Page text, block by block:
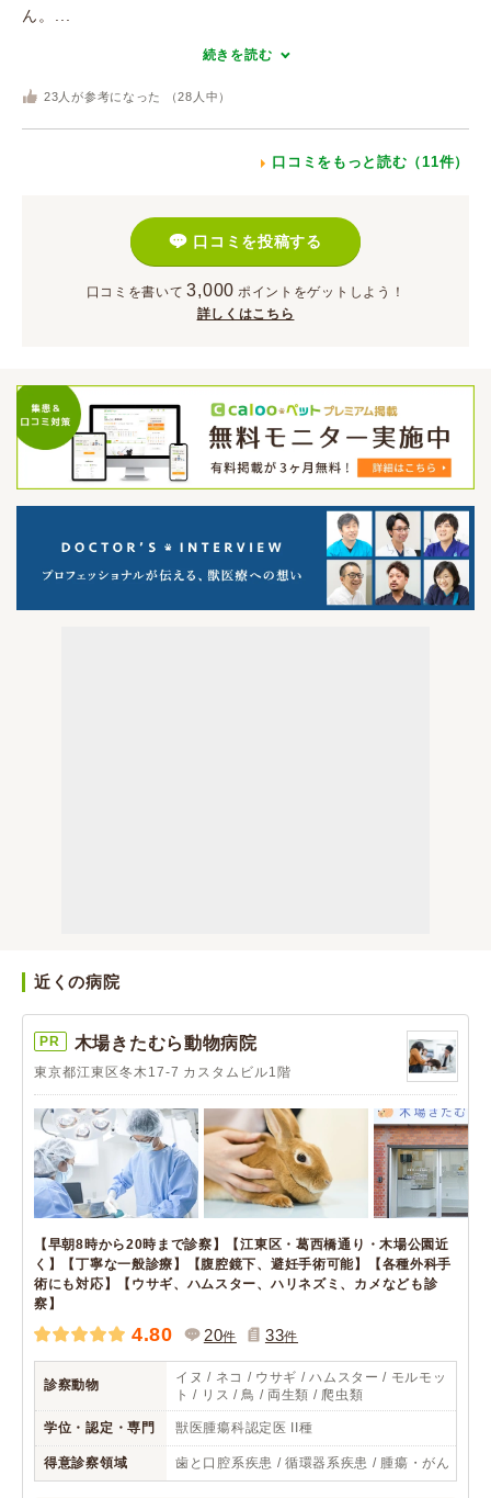
ん。...
続きを読む
23 人が参考になった （28 人中）
口コミをもっと読む（11件）
口コミを投稿する
口コミを書いて 3,000 ポイント をゲットしよう！
詳しくはこちら
近くの病院
PR 木場きたむら動物病院
東京都江東区冬木17-7 カスタムビル1階
【早朝8時から20時まで診察】【江東区・葛西橋通り・木場公園近
く】【丁寧な一般診療】【腹腔鏡下、避妊手術可能】【各種外科手
術にも対応】【ウサギ、ハムスター、ハリネズミ、カメなども診
察】
4.80 20件 33件
診察動物
イヌ / ネコ / ウサギ / ハムスター / モルモッ
ト / リス / 鳥 / 両生類 / 爬虫類
学位・認定・専門 獣医腫瘍科認定医 II種
得意診察領域 歯と口腔系疾患 / 循環器系疾患 / 腫瘍・がん